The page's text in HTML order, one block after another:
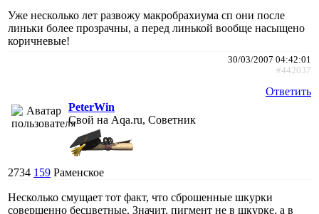
Уже несколько лет развожу макробрахиума сп они после
линьки более прозрачны, а перед линькой вообще насыщено
коричневые!
30/03/2007 04:42:01
#442037
Ответить
PeterWin
Свой на Aqa.ru, Советник
2734 159 Раменское
Несколько смущает тот факт, что сброшенные шкурки
совершенно бесцветные. Значит, пигмент не в шкурке, а в